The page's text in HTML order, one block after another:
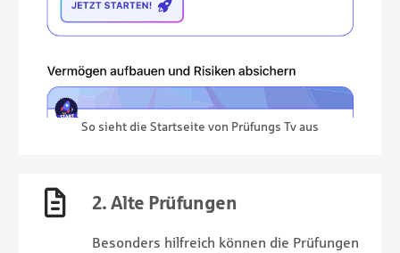
So sieht die Startseite von Prüfungs Tv aus
2. Alte Prüfungen
Besonders hilfreich können die Prüfungen